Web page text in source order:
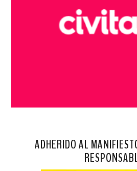
ADHERIDO AL